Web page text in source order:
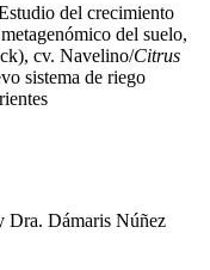
del crecimiento
del suelo,
cv. Navelino/Citrus
sistema de riego
Dra. Dámaris Núñez